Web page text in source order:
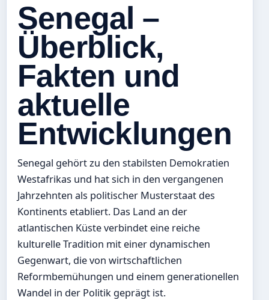
Senegal –
Überblick,
Fakten und
aktuelle
Entwicklungen
Senegal gehört zu den stabilsten Demokratien
Westafrikas und hat sich in den vergangenen
Jahrzehnten als politischer Musterstaat des
Kontinents etabliert. Das Land an der
atlantischen Küste verbindet eine reiche
kulturelle Tradition mit einer dynamischen
Gegenwart, die von wirtschaftlichen
Reformbemühungen und einem generationellen
Wandel in der Politik geprägt ist.